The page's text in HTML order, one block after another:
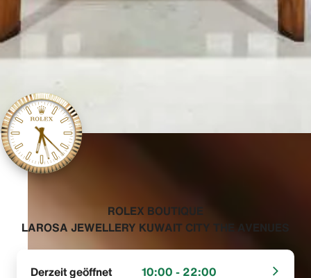
‭ROLEX BOUTIQUE
LAROSA JEWELLERY KUWAIT CITY THE AVENUES‬
Derzeit geöffnet 10:00 - 22:00